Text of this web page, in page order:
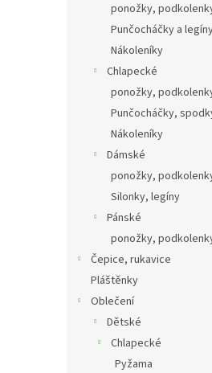
ponožky,
Punčocháčky a
Nákoleníky
Chlapecké
ponožky,
Punčocháčky,
Nákoleníky
Dámské
ponožky,
Silonky, legíny
Pánské
ponožky,
Čepice, rukavice
Pláštěnky
Oblečení
Dětské
Chlapecké
Pyžama